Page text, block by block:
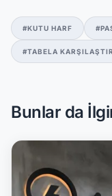
#KUTU HARF
#TABELA
Bunlar da